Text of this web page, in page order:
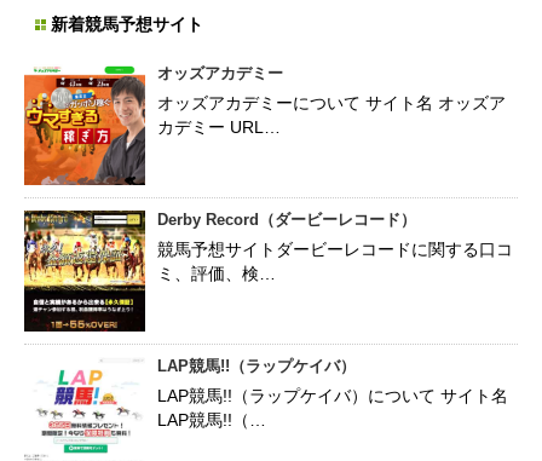
新着競馬予想サイト
オッズアカデミー
オッズアカデミーについて サイト名 オッズア
カデミー URL…
Derby Record（ダービーレコード）
競馬予想サイトダービーレコードに関する口コ
ミ、評価、検…
LAP競馬!!（ラップケイバ）
LAP競馬!!（ラップケイバ）について サイト名
LAP競馬!!（…